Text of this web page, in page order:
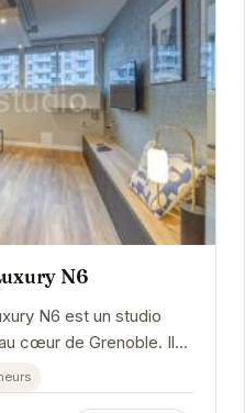
N6
N6 est un studio
cœur de Grenoble. Il
et bien...